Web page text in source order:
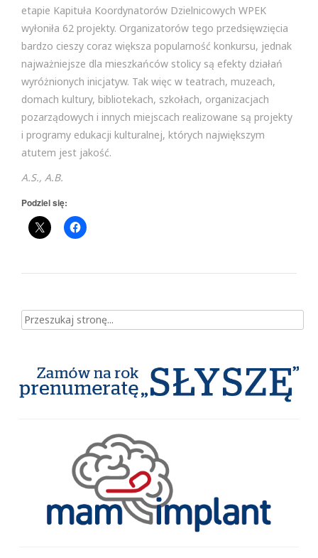
etapie Kapituła Koordynatorów Dzielnicowych WPEK
wyłoniła 62 projekty. Organizatorów tego przedsięwzięcia
bardzo cieszy coraz większa popularność konkursu, jednak
najważniejsze dla mieszkańców stolicy są efekty działań
wyróżnionych inicjatyw. Tak więc w teatrach, muzeach,
domach kultury, bibliotekach, szkołach, organizacjach
pozarządowych i innych miejscach realizowane są projekty
i programy edukacji kulturalnej, których największym
atutem jest jakość.
A.S., A.B.
Podziel się:
Szukaj dla: